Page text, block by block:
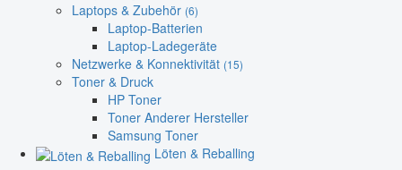
Laptops & Zubehör (6)
Laptop-Batterien
Laptop-Ladegeräte
Netzwerke & Konnektivität (15)
Toner & Druck
HP Toner
Toner Anderer Hersteller
Samsung Toner
Löten & Reballing